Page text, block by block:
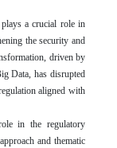
a crucial role in
the security and
driven by
Data, has disrupted
aligned with
in the regulatory
and thematic